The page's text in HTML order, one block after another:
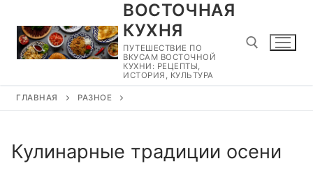
содержимому
ВОСТОЧНАЯ
КУХНЯ
ПУТЕШЕСТВИЕ ПО
ВКУСАМ ВОСТОЧНОЙ
КУХНИ: РЕЦЕПТЫ,
ИСТОРИЯ, КУЛЬТУРА
ГЛАВНАЯ РАЗНОЕ
Кулинарные традиции осени